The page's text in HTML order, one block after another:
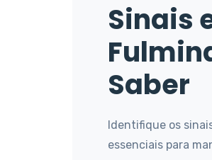
Sinais
Saber
Identifique os
essenciais para